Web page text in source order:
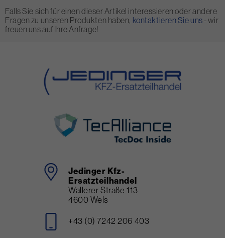
Falls Sie sich für einen dieser Artikel interessieren oder andere
Fragen zu unseren Produkten haben, kontaktieren Sie uns- wir
freuen uns auf Ihre Anfrage!
Jedinger Kfz-
Ersatzteilhandel
Wallerer Straße 113
4600 Wels
+43 (0) 7242 206 403